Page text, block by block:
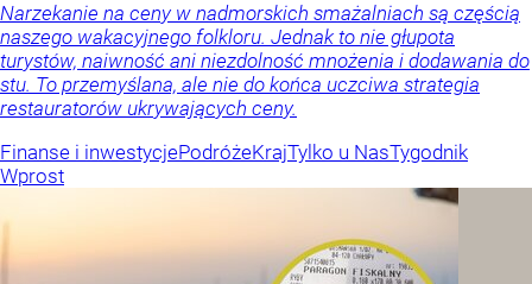
Narzekanie na ceny w nadmorskich smażalniach są częścią
naszego wakacyjnego folkloru. Jednak to nie głupota
turystów, naiwność ani niezdolność mnożenia i dodawania do
stu. To przemyślana, ale nie do końca uczciwa strategia
restauratorów ukrywających ceny.
Finanse i inwestycjePodróżeKrajTylko u NasTygodnik
Wprost